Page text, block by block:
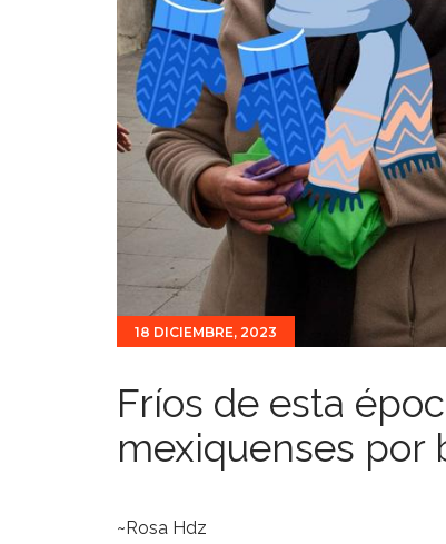
18 DICIEMBRE, 2023
Fríos de esta
mexiquenses por
~Rosa Hdz